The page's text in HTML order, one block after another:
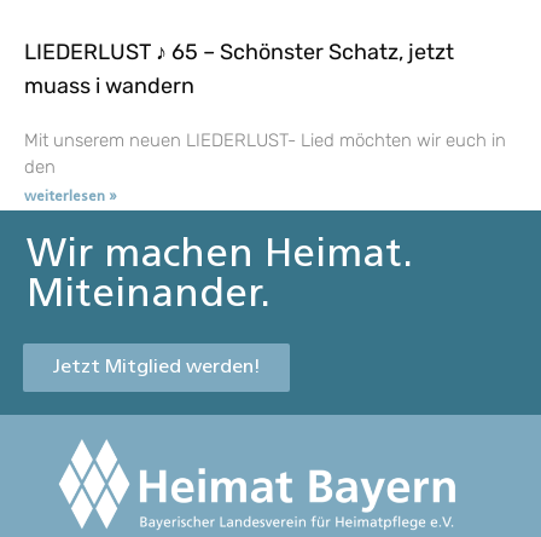
LIEDERLUST ♪ 65 – Schönster Schatz, jetzt
muass i wandern
Mit unserem neuen LIEDERLUST- Lied möchten wir euch in
den
weiterlesen »
Wir machen Heimat.
Miteinander.
Jetzt Mitglied werden!